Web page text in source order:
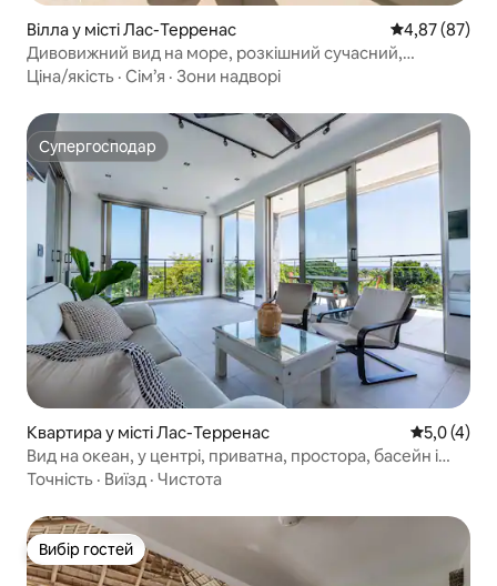
Вілла у місті Лас-Терренас Середня
4,87 (87)
Дивовижний вид на море, розкішний сучасний,
повністю укомплектований персоналом
Ціна/якість · Сім’я · Зони надворі
Супергосподар
Супергосподар
Квартира у місті Лас-Терренас Середня
5,0 (4)
Вид на океан, у центрі, приватна, простора, басейн і
кондиціонер
Точність · Виїзд · Чистота
Вибір гостей
Вибір гостей